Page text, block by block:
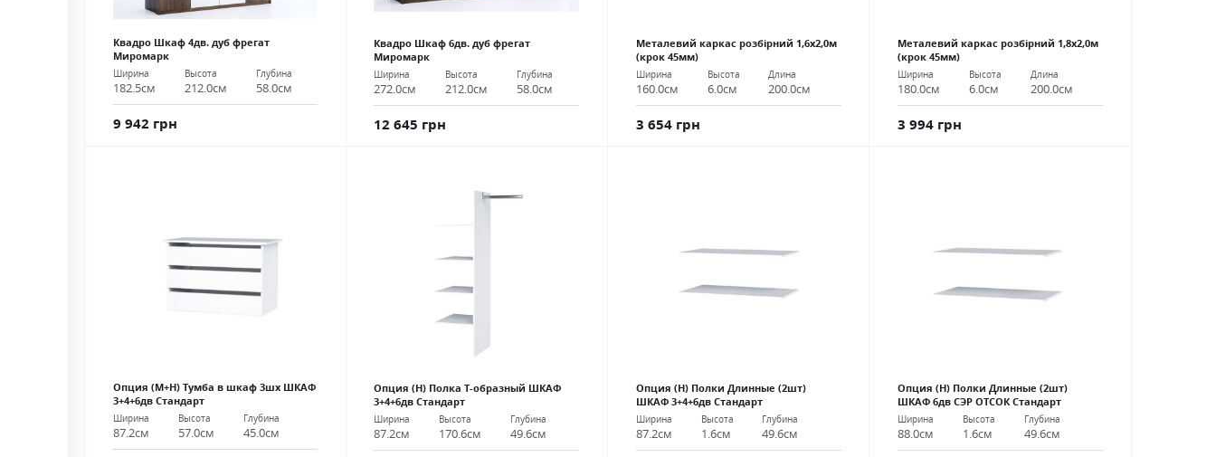
Квадро Шкаф 4дв. дуб фрегат
Миромарк
Ширина
182.5см
Высота
212.0см
Глубина
58.0см
9 942 грн
Квадро Шкаф 6дв. дуб фрегат
Миромарк
Ширина
272.0см
Высота
212.0см
Глубина
58.0см
12 645 грн
Металевий каркас розбірний 1,6х2,0м
(крок 45мм)
Ширина
160.0см
Высота
6.0см
Длина
200.0см
3 654 грн
Металевий каркас розбірний 1,8х2,0м
(крок 45мм)
Ширина
180.0см
Высота
6.0см
Длина
200.0см
3 994 грн
Опция (М+Н) Тумба в шкаф 3шх ШКАФ
3+4+6дв Стандарт
Ширина
87.2см
Высота
57.0см
Глубина
45.0см
Опция (Н) Полка Т-образный ШКАФ
3+4+6дв Стандарт
Ширина
87.2см
Высота
170.6см
Глубина
49.6см
Опция (Н) Полки Длинные (2шт)
ШКАФ 3+4+6дв Стандарт
Ширина
87.2см
Высота
1.6см
Глубина
49.6см
Опция (Н) Полки Длинные (2шт)
ШКАФ 6дв СЭР ОТСОК Стандарт
Ширина
88.0см
Высота
1.6см
Глубина
49.6см